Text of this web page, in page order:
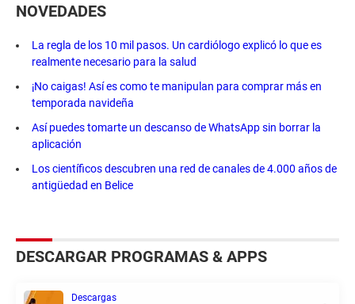
NOVEDADES
La regla de los 10 mil pasos. Un cardiólogo explicó lo que es
realmente necesario para la salud
¡No caigas! Así es como te manipulan para comprar más en
temporada navideña
Así puedes tomarte un descanso de WhatsApp sin borrar la
aplicación
Los científicos descubren una red de canales de 4.000 años de
antigüedad en Belice
DESCARGAR PROGRAMAS & APPS
Descargas